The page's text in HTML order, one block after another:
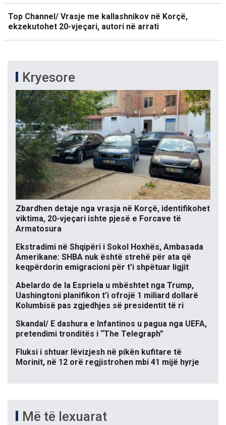
Top Channel/ Vrasje me kallashnikov në Korçë,
ekzekutohet 20-vjeçari, autori në arrati
Kryesore
Zbardhen detaje nga vrasja në Korçë, identifikohet
viktima, 20-vjeçari ishte pjesë e Forcave të
Armatosura
Ekstradimi në Shqipëri i Sokol Hoxhës, Ambasada
Amerikane: SHBA nuk është strehë për ata që
keqpërdorin emigracioni për t’i shpëtuar ligjit
Abelardo de la Espriela u mbështet nga Trump,
Uashingtoni planifikon t’i ofrojë 1 miliard dollarë
Kolumbisë pas zgjedhjes së presidentit të ri
Skandal/ E dashura e Infantinos u pagua nga UEFA,
pretendimi tronditës i “The Telegraph”
Fluksi i shtuar lëvizjesh në pikën kufitare të
Morinit, në 12 orë regjistrohen mbi 41 mijë hyrje
Më të lexuarat